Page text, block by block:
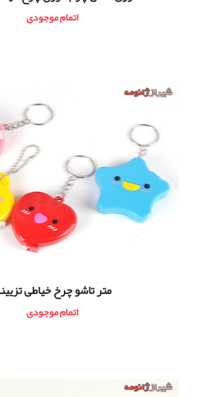
اتمام موجودی
متر تاشو چرخ خیاطی
اتمام موجودی